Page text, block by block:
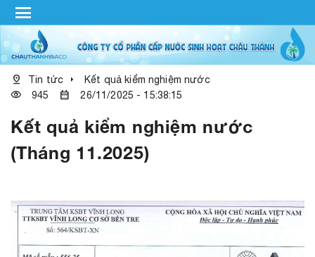
menu
pin_drop Tin tức arrow_right Kết quả kiểm nghiệm nước
calendar_month 26/11/2025 - 15:38:15
visibility 945
Kết quả kiểm nghiệm nước
(Tháng 11.2025)